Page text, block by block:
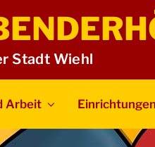
Stadt Wiehl
Arbeit Einrichtungen